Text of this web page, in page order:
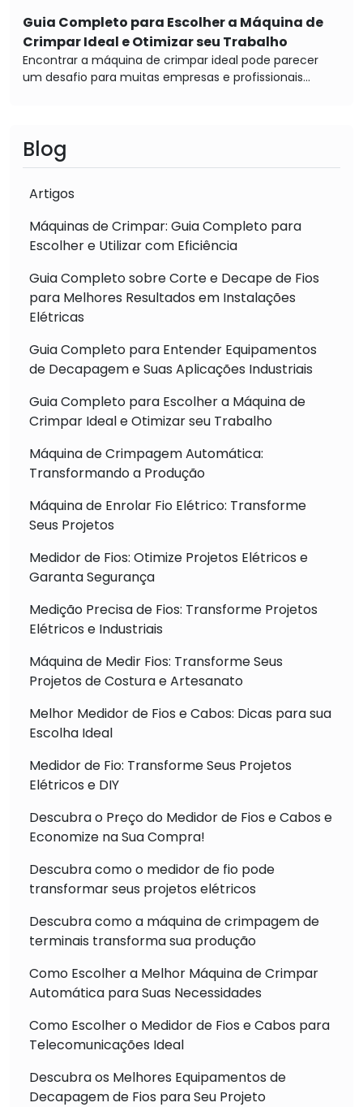
Guia Completo para Escolher a Máquina de
Crimpar Ideal e Otimizar seu Trabalho
Encontrar a máquina de crimpar ideal pode parecer
um desafio para muitas empresas e profissionais...
Blog
Artigos
Máquinas de Crimpar: Guia Completo para
Escolher e Utilizar com Eficiência
Guia Completo sobre Corte e Decape de Fios
para Melhores Resultados em Instalações
Elétricas
Guia Completo para Entender Equipamentos
de Decapagem e Suas Aplicações Industriais
Guia Completo para Escolher a Máquina de
Crimpar Ideal e Otimizar seu Trabalho
Máquina de Crimpagem Automática:
Transformando a Produção
Máquina de Enrolar Fio Elétrico: Transforme
Seus Projetos
Medidor de Fios: Otimize Projetos Elétricos e
Garanta Segurança
Medição Precisa de Fios: Transforme Projetos
Elétricos e Industriais
Máquina de Medir Fios: Transforme Seus
Projetos de Costura e Artesanato
Melhor Medidor de Fios e Cabos: Dicas para sua
Escolha Ideal
Medidor de Fio: Transforme Seus Projetos
Elétricos e DIY
Descubra o Preço do Medidor de Fios e Cabos e
Economize na Sua Compra!
Descubra como o medidor de fio pode
transformar seus projetos elétricos
Descubra como a máquina de crimpagem de
terminais transforma sua produção
Como Escolher a Melhor Máquina de Crimpar
Automática para Suas Necessidades
Como Escolher o Medidor de Fios e Cabos para
Telecomunicações Ideal
Descubra os Melhores Equipamentos de
Decapagem de Fios para Seu Projeto